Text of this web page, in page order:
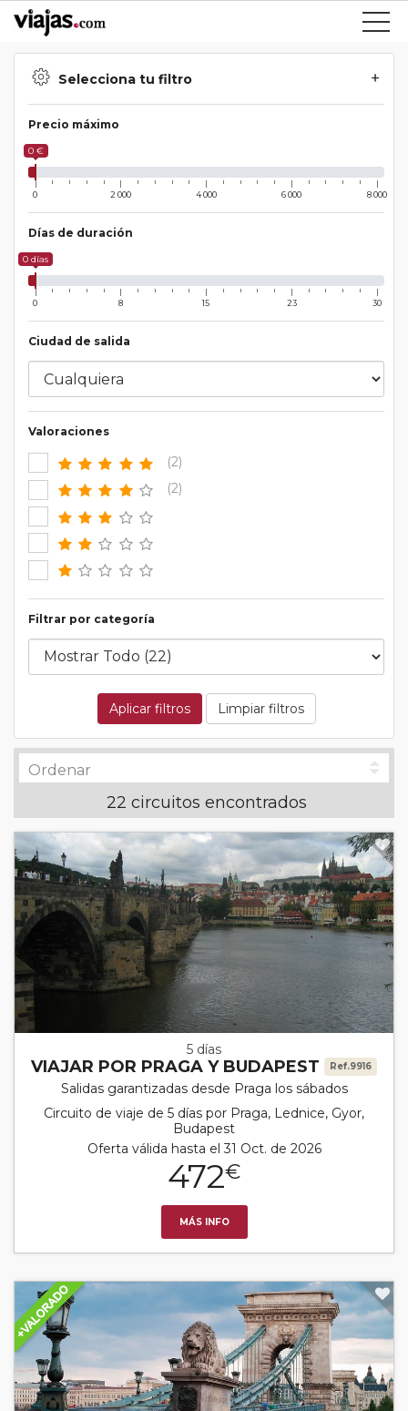
Selecciona tu filtro
Precio máximo
0 €
0 2 000 4 000 6 000 8 000
Días de duración
0 días
0 8 15 23 30
Ciudad de salida
Valoraciones
(2)
(2)
Filtrar por categoría
Aplicar filtros Limpiar filtros
22 circuitos encontrados
5 días
VIAJAR POR PRAGA Y BUDAPEST Ref.9916
Salidas garantizadas desde Praga los sábados
Circuito de viaje de 5 días por Praga, Lednice, Gyor,
Budapest
Oferta válida hasta el 31 Oct. de 2026
472€
MÁS INFO